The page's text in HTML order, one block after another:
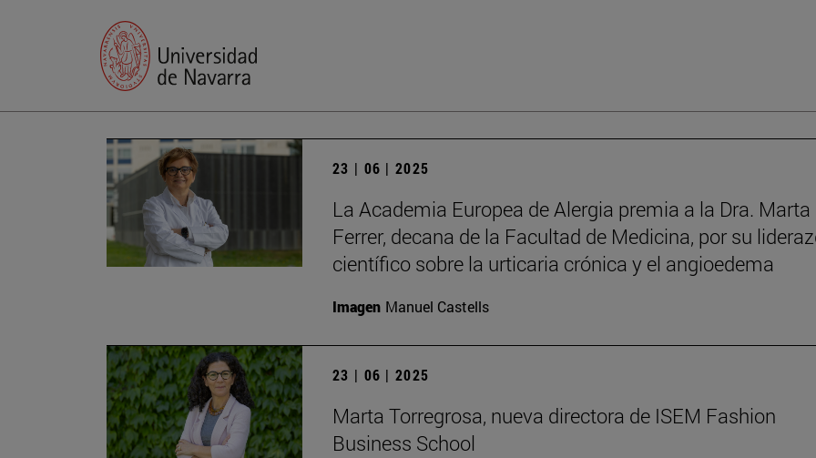
23 | 06 | 2025
La Academia Europea de Alergia premia a la Dra. Marta
Ferrer, decana de la Facultad de Medicina, por su
científico sobre la urticaria crónica y el angioedema
Imagen Manuel Castells
23 | 06 | 2025
Marta Torregrosa, nueva directora de ISEM Fashion
Business School